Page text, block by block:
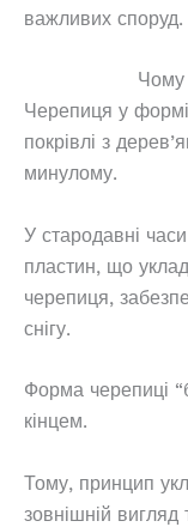
важливих споруд.
Чому
Черепиця у формі
покрівлі з
минулому.
У стародавні
пластин, що
черепиця,
снігу.
Форма черепиці
кінцем.
Тому, принцип
зовнішній вигляд